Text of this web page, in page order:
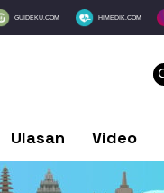
GUIDEKU.COM HIMEDIK.COM
Ulasan Video